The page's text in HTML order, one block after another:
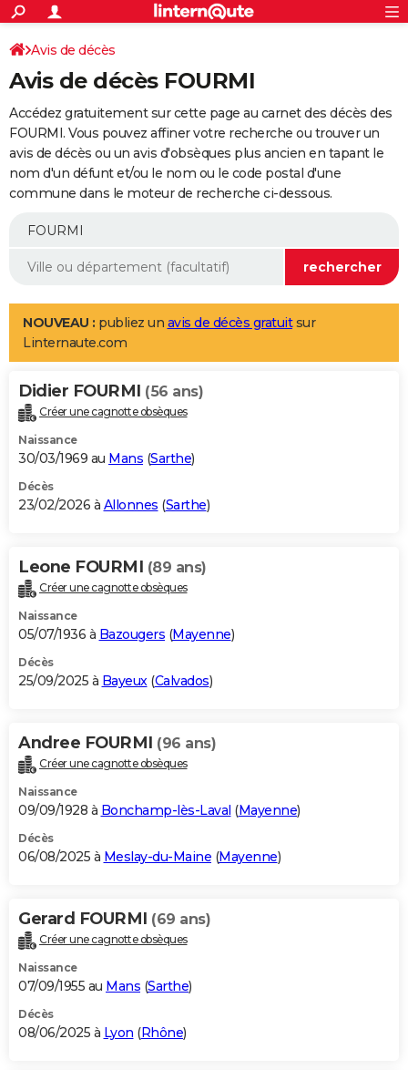
ACTUALITÉS
Politique
Société
Faits Divers
Education
Monde
Villes
+
SPORT
Coupe du monde 2026
Football
Tennis
Cyclisme
Rugby
Forum
Programme TV
TNT
Streaming
Cinéma
Sorties cinéma
Musique
+
FINANCE
Retraite
Epargne
Immobilier
Risques naturels par ville
Banque
Assurance
AUTO
Essais
Réserver un essai
Citadines
Berlines
SUV
Forum auto
+
Mobiles
Meilleur smartphone
Internet
Ordinateurs
Jeux vidéo
Guide high-tech
Aménagement intérieur
LIFESTYLE
Art de vivre
Bien-être
Loisirs
Mode
Modes de vie
Alimentation
Guide de la santé
Maladies
Médicaments
Sommeil
VOYAGE
Destinations
City break
Voyage nature
Voyage de noces
Forum
Climat
+PHOTO
GUIDES D'ACHAT
BONS PLANS
Carte de Noël
Carte Bonne année
Carte Saint-Valentin
Carte Pâques
Carte d'anniversaire
DICTIONNAIRE
Dictionnaire
Biographies
Citations
Expressions
Proverbes
PROGRAMME TV
S'inscrire
Se connecter
Lycées
Collèges
Primaires
Universités
Entreprises
Service militaire
Avis de recherche
AVIS DE DÉCÈS
Bricolage
Lifestyle
Culture
Sport
Auto
Television
Voyage
Cinema
Avis de décès
Avis de décès FOURMI
Accédez gratuitement sur cette page au carnet des décès des
FOURMI. Vous pouvez affiner votre recherche ou trouver un
avis de décès ou un avis d'obsèques plus ancien en tapant le
nom d'un défunt et/ou le nom ou le code postal d'une
commune dans le moteur de recherche ci-dessous.
NOUVEAU : publiez un avis de décès gratuitsur
Linternaute.com
Didier FOURMI (56 ans)
Créer une cagnotte obsèques
Naissance
30/03/1969 au Mans (Sarthe)
Décès
23/02/2026 à Allonnes (Sarthe)
Leone FOURMI (89 ans)
Créer une cagnotte obsèques
Naissance
05/07/1936 à Bazougers (Mayenne)
Décès
25/09/2025 à Bayeux(Calvados)
Andree FOURMI (96 ans)
Créer une cagnotte obsèques
Naissance
09/09/1928 à Bonchamp-lès-Laval (Mayenne)
Décès
06/08/2025 à Meslay-du-Maine (Mayenne)
Gerard FOURMI (69 ans)
Créer une cagnotte obsèques
Naissance
07/09/1955 au Mans (Sarthe)
Décès
08/06/2025 à Lyon (Rhône)